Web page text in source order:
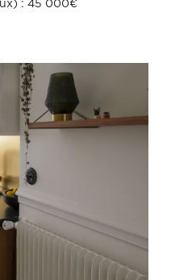
: 45 000€